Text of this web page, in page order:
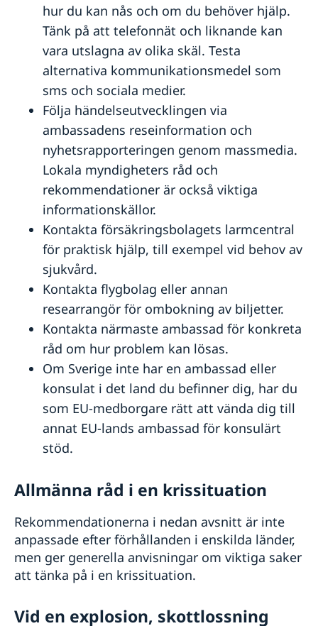
hur du kan nås och om du behöver hjälp.
Tänk på att telefonnät och liknande kan
vara utslagna av olika skäl. Testa
alternativa kommunikationsmedel som
sms och sociala medier.
Följa händelseutvecklingen via
ambassadens reseinformation och
nyhetsrapporteringen genom massmedia.
Lokala myndigheters råd och
rekommendationer är också viktiga
informationskällor.
Kontakta försäkringsbolagets larmcentral
för praktisk hjälp, till exempel vid behov av
sjukvård.
Kontakta flygbolag eller annan
researrangör för ombokning av biljetter.
Kontakta närmaste ambassad för konkreta
råd om hur problem kan lösas.
Om Sverige inte har en ambassad eller
konsulat i det land du befinner dig, har du
som EU-medborgare rätt att vända dig till
annat EU-lands ambassad för konsulärt
stöd.
Allmänna råd i en krissituation
Rekommendationerna i nedan avsnitt är inte
anpassade efter förhållanden i enskilda länder,
men ger generella anvisningar om viktiga saker
att tänka på i en krissituation.
Vid en explosion, skottlossning